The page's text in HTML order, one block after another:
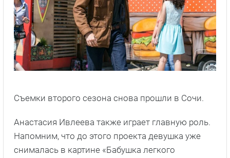
Съемки второго сезона снова прошли в Сочи.
Анастасия Ивлеева также играет главную роль.
Напомним, что до этого проекта девушка уже
снималась в картине «Бабушка легкого